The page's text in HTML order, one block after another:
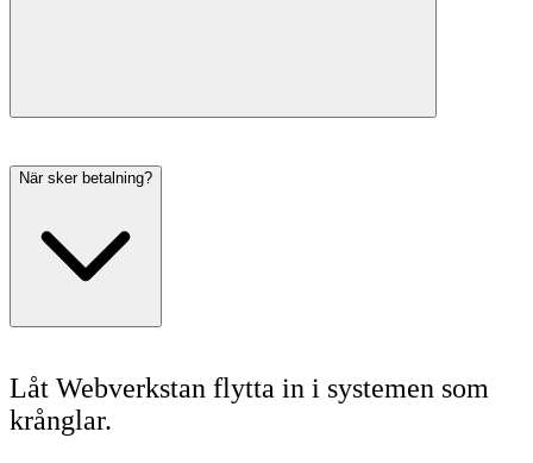
När sker betalning?
Låt Webverkstan flytta in i systemen som
krånglar.